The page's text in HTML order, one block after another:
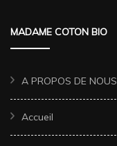
MADAME COTON BIO
A PROPOS DE NOUS
Accueil